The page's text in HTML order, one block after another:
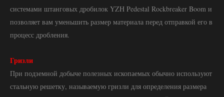
системами штанговых дробилок YZH Pedestal Rockbreaker Boom и
позволяет вам уменьшить размер материала перед отправкой его в
процесс дробления.
Гризли
При подземной добыче полезных ископаемых обычно используют
стальную решетку, называемую гризли для определения размера